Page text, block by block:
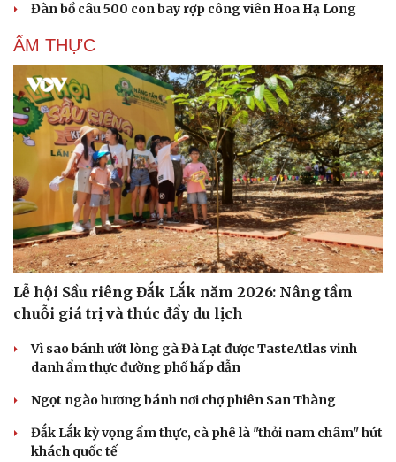
Cải chính
Đàn bồ câu 500 con bay rợp công viên Hoa Hạ Long
ẨM THỰC
Lễ hội Sầu riêng Đắk Lắk năm 2026: Nâng tầm
chuỗi giá trị và thúc đẩy du lịch
Vì sao bánh ướt lòng gà Đà Lạt được TasteAtlas vinh
danh ẩm thực đường phố hấp dẫn
Ngọt ngào hương bánh nơi chợ phiên San Thàng
Đắk Lắk kỳ vọng ẩm thực, cà phê là "thỏi nam châm" hút
khách quốc tế